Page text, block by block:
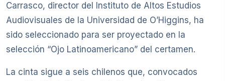
Carrasco, director del Instituto de Altos Estudios
Audiovisuales de la Universidad de O’Higgins, ha
sido seleccionado para ser proyectado en la
selección “Ojo Latinoamericano” del certamen.
La cinta sigue a seis chilenos que, convocados